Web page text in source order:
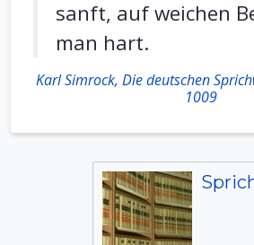
sanft, auf weichen
man hart.
Karl Simrock, Die deutschen
1009